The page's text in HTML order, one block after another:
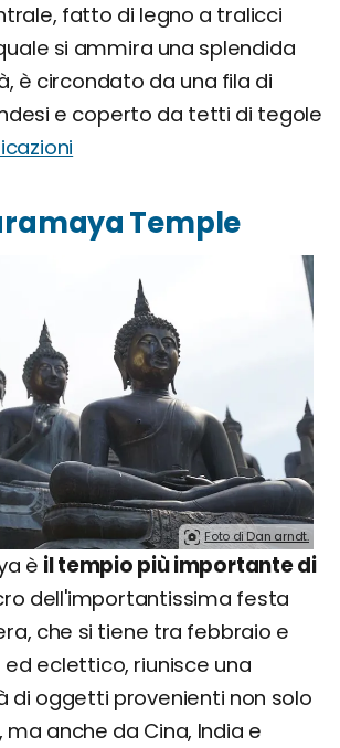
fatto di legno a tralicci
si ammira una splendida
è circondato da una fila di
e coperto da tetti di tegole
Temple
Foto di Dan arndt.
è il tempio più importante di
dell'importantissima festa
che si tiene tra febbraio e
eclettico, riunisce una
di oggetti provenienti non solo
ma anche da Cina, India e